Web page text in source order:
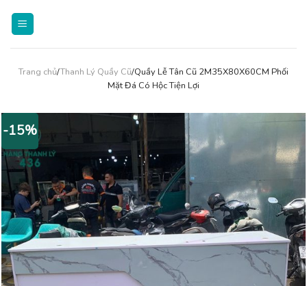
Trang chủ/Thanh Lý Quầy Cũ/Quầy Lễ Tân Cũ 2M35X80X60CM Phối
Mặt Đá Có Hộc Tiện Lợi
-15%